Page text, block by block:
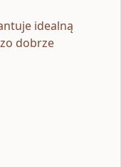
idealną
dobrze